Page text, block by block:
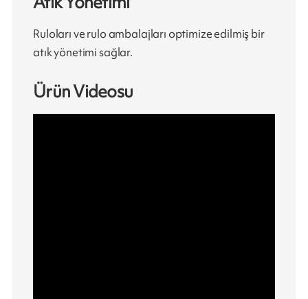
Ruloları ve rulo ambalajları optimize edilmiş bir
atık yönetimi sağlar.
Ürün Videosu